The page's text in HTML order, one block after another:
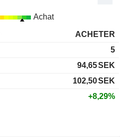
Achat
ACHETER
5
94,65SEK
102,50SEK
+8,29%